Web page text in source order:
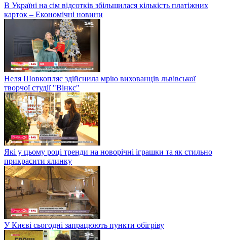
В Україні на сім відсотків збільшилася кількість платіжних
карток – Економічні новини
Неля Шовкопляс здійснила мрію вихованців львівської
творчої студії "Вінкс"
Які у цьому році тренди на новорічні іграшки та як стильно
прикрасити ялинку
У Києві сьогодні запрацюють пункти обігріву